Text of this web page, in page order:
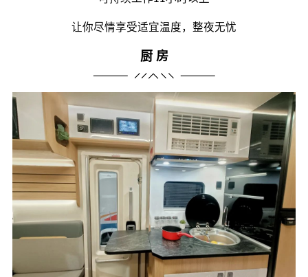
让你尽情享受适宜温度，整夜无忧
厨 房